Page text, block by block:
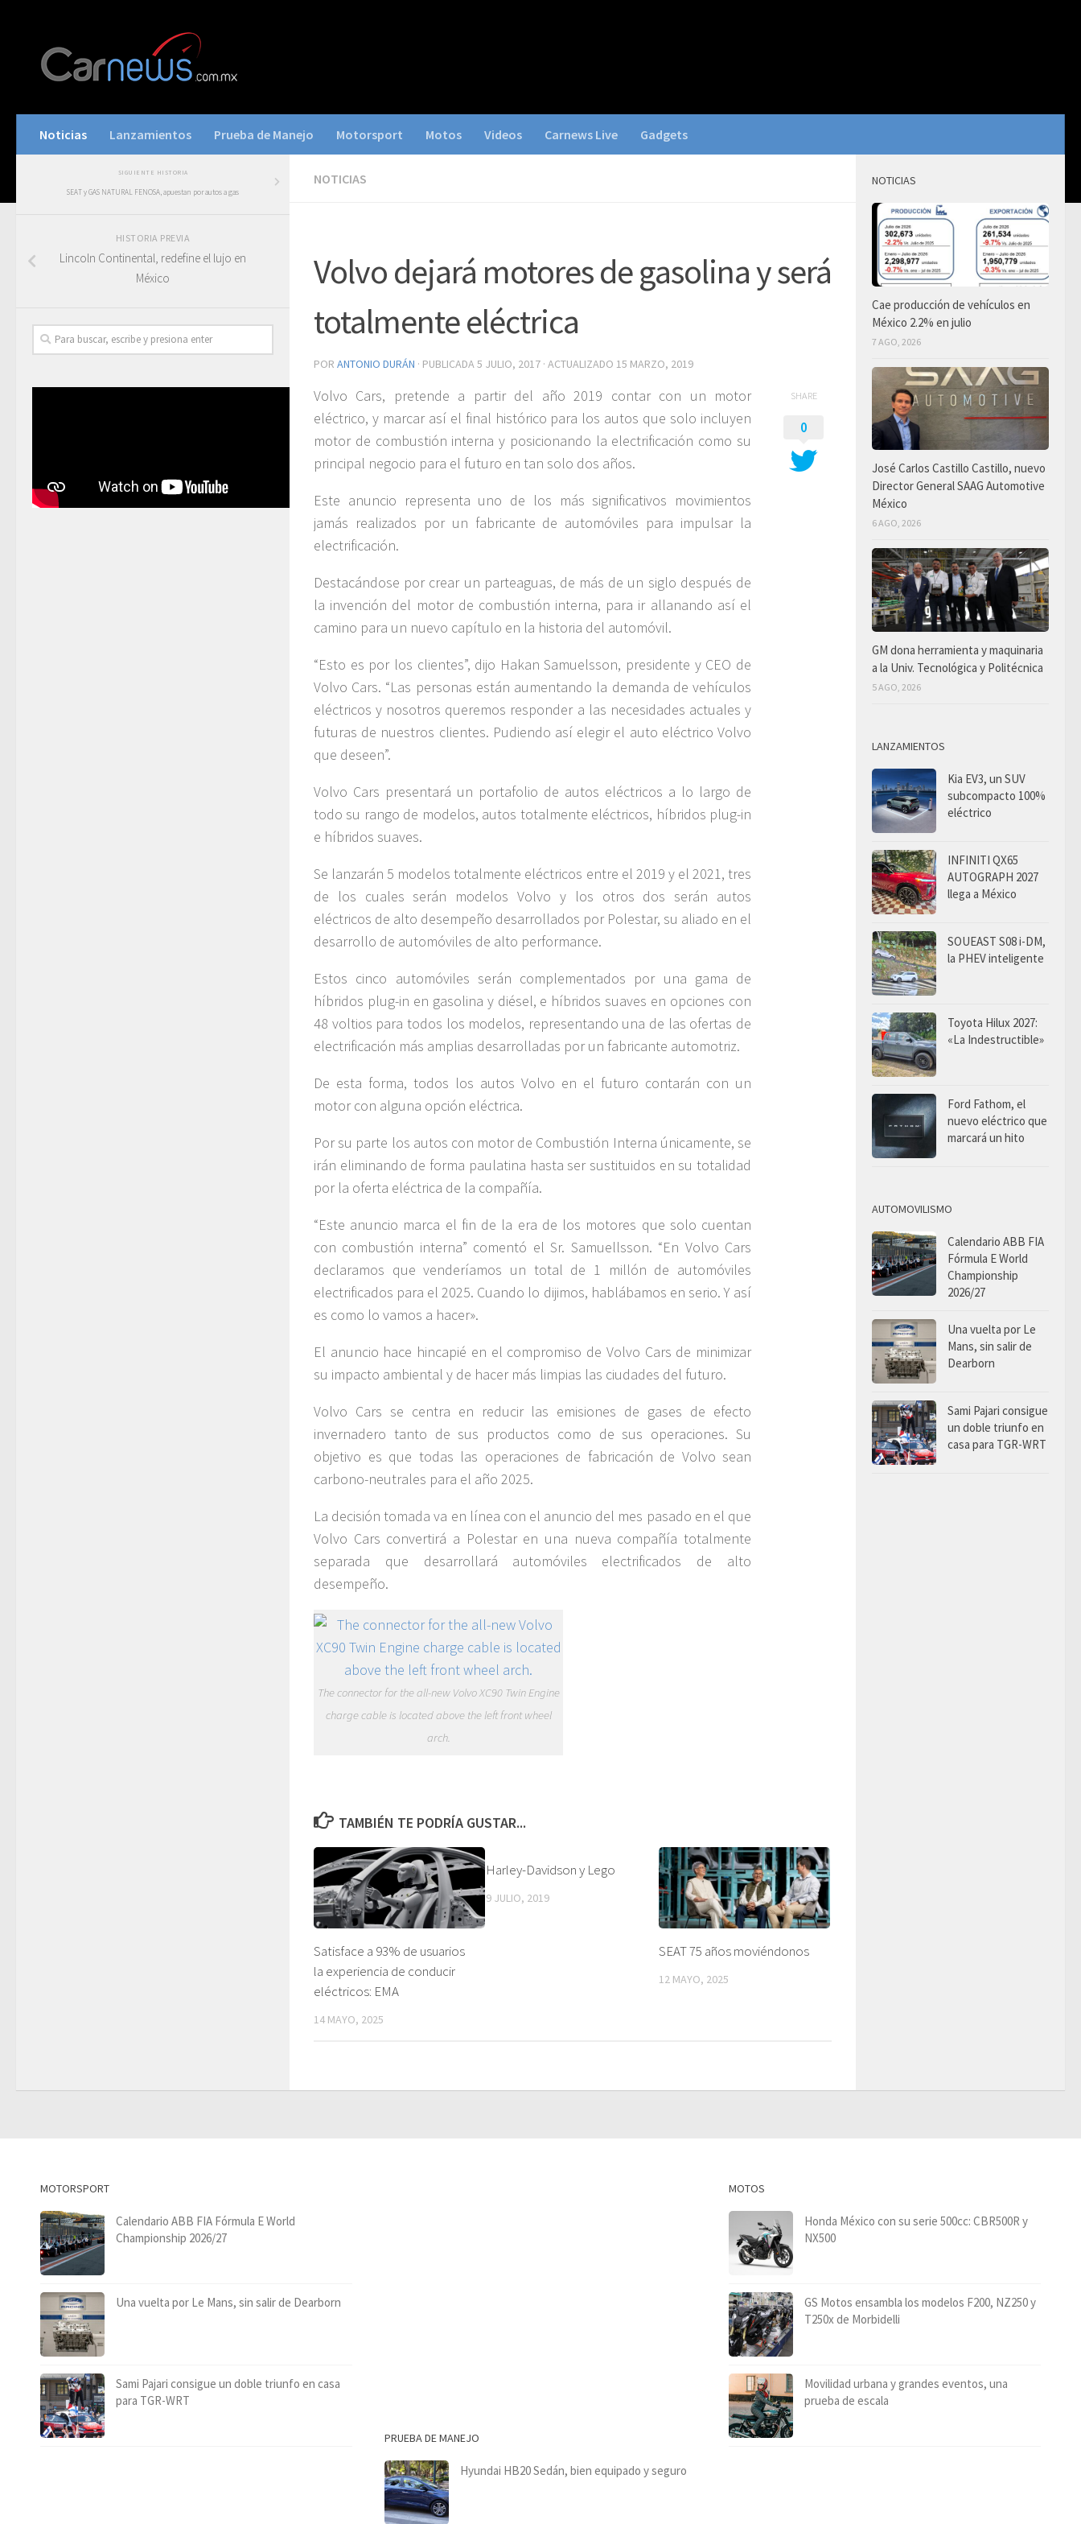
Noticias Lanzamientos Prueba de Manejo Motorsport Motos Videos Carnews Live Gadgets
NOTICIAS
Volvo dejará motores de gasolina y será
totalmente eléctrica
POR ANTONIO DURÁN · PUBLICADA5 JULIO, 2017 · ACTUALIZADO 15 MARZO, 2019
Volvo Cars, pretende a partir del año 2019 contar con un motor
eléctrico, y marcar así el final histórico para los autos que solo incluyen
motor de combustión interna y posicionando la electrificación como su
principal negocio para el futuro en tan solo dos años.
Este anuncio representa uno de los más significativos movimientos
jamás realizados por un fabricante de automóviles para impulsar la
electrificación.
Destacándose por crear un parteaguas, de más de un siglo después de
la invención del motor de combustión interna, para ir allanando así el
camino para un nuevo capítulo en la historia del automóvil.
“Esto es por los clientes”, dijo Hakan Samuelsson, presidente y CEO de
Volvo Cars. “Las personas están aumentando la demanda de vehículos
eléctricos y nosotros queremos responder a las necesidades actuales y
futuras de nuestros clientes. Pudiendo así elegir el auto eléctrico Volvo
que deseen”.
Volvo Cars presentará un portafolio de autos eléctricos a lo largo de
todo su rango de modelos, autos totalmente eléctricos, híbridos plug-in
e híbridos suaves.
Se lanzarán 5 modelos totalmente eléctricos entre el 2019 y el 2021, tres
de los cuales serán modelos Volvo y los otros dos serán autos
eléctricos de alto desempeño desarrollados por Polestar, su aliado en el
desarrollo de automóviles de alto performance.
Estos cinco automóviles serán complementados por una gama de
híbridos plug-in en gasolina y diésel, e híbridos suaves en opciones con
48 voltios para todos los modelos, representando una de las ofertas de
electrificación más amplias desarrolladas por un fabricante automotriz.
De esta forma, todos los autos Volvo en el futuro contarán con un
motor con alguna opción eléctrica.
Por su parte los autos con motor de Combustión Interna únicamente, se
irán eliminando de forma paulatina hasta ser sustituidos en su totalidad
por la oferta eléctrica de la compañía.
“Este anuncio marca el fin de la era de los motores que solo cuentan
con combustión interna” comentó el Sr. Samuellsson. “En Volvo Cars
declaramos que venderíamos un total de 1 millón de automóviles
electrificados para el 2025. Cuando lo dijimos, hablábamos en serio. Y así
es como lo vamos a hacer».
El anuncio hace hincapié en el compromiso de Volvo Cars de minimizar
su impacto ambiental y de hacer más limpias las ciudades del futuro.
Volvo Cars se centra en reducir las emisiones de gases de efecto
invernadero tanto de sus productos como de sus operaciones. Su
objetivo es que todas las operaciones de fabricación de Volvo sean
carbono-neutrales para el año 2025.
La decisión tomada va en línea con el anuncio del mes pasado en el que
Volvo Cars convertirá a Polestar en una nueva compañía totalmente
separada que desarrollará automóviles electrificados de alto
desempeño.
The connector for the all-new Volvo XC90 Twin Engine
charge cable is located above the left front wheel
arch.
SHARE
0
TAMBIÉN TE PODRÍA GUSTAR...
Satisface a 93% de usuarios
la experiencia de conducir
eléctricos: EMA
14 MAYO, 2025
Harley-Davidson y Lego
9 JULIO, 2019
SEAT 75 años moviéndonos
12 MAYO, 2025
SIGUIENTE HISTORIA
SEAT y GAS NATURAL FENOSA, apuestan por autos a gas
HISTORIA PREVIA
Lincoln Continental, redefine el lujo en
México
NOTICIAS
Cae producción de vehículos en
México 2.2% en julio
7 AGO, 2026
José Carlos Castillo Castillo, nuevo
Director General SAAG Automotive
México
6 AGO, 2026
GM dona herramienta y maquinaria
a la Univ. Tecnológica y Politécnica
5 AGO, 2026
LANZAMIENTOS
Kia EV3, un SUV
subcompacto 100%
eléctrico
INFINITI QX65
AUTOGRAPH 2027
llega a México
SOUEAST S08 i-DM,
la PHEV inteligente
Toyota Hilux 2027:
«La Indestructible»
Ford Fathom, el
nuevo eléctrico que
marcará un hito
AUTOMOVILISMO
Calendario ABB FIA
Fórmula E World
Championship
2026/27
Una vuelta por Le
Mans, sin salir de
Dearborn
Sami Pajari consigue
un doble triunfo en
casa para TGR-WRT
MOTORSPORT
Calendario ABB FIA Fórmula E World
Championship 2026/27
Una vuelta por Le Mans, sin salir de Dearborn
Sami Pajari consigue un doble triunfo en casa
para TGR-WRT
PRUEBA DE MANEJO
Hyundai HB20 Sedán, bien equipado y seguro
MOTOS
Honda México con su serie 500cc: CBR500R y
NX500
GS Motos ensambla los modelos F200, NZ250 y
T250x de Morbidelli
Movilidad urbana y grandes eventos, una
prueba de escala